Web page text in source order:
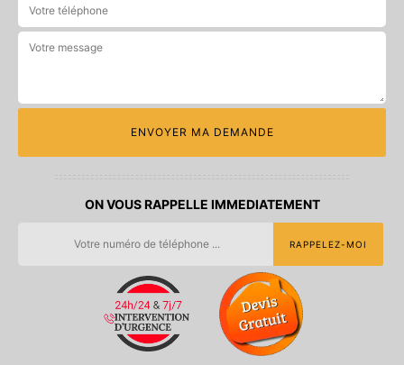
ON VOUS RAPPELLE IMMEDIATEMENT